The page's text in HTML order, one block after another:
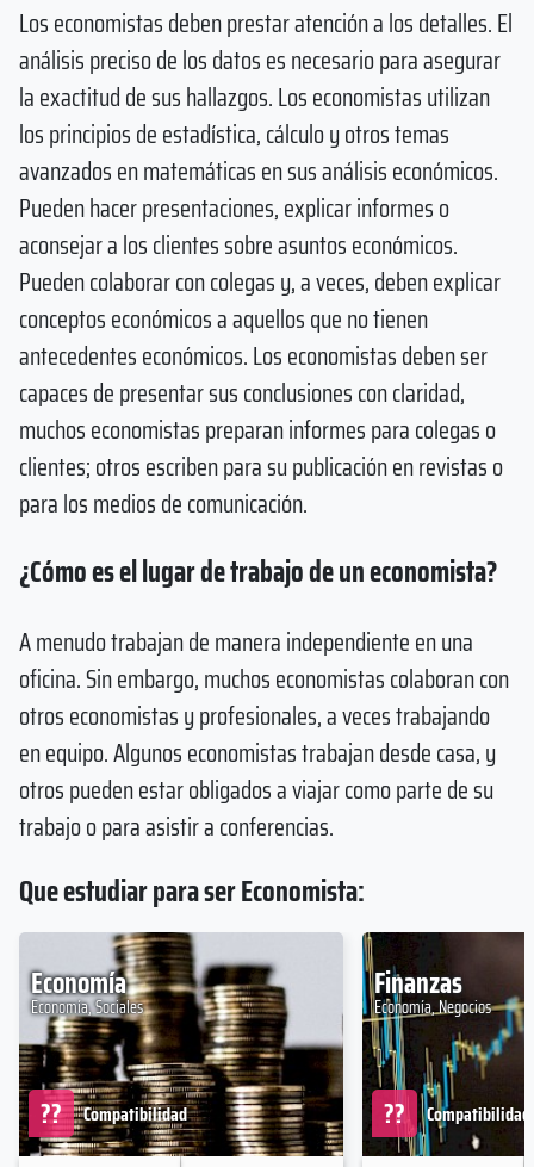
Los economistas deben prestar atención a los detalles. El
análisis preciso de los datos es necesario para asegurar
la exactitud de sus hallazgos. Los economistas utilizan
los principios de estadística, cálculo y otros temas
avanzados en matemáticas en sus análisis económicos.
Pueden hacer presentaciones, explicar informes o
aconsejar a los clientes sobre asuntos económicos.
Pueden colaborar con colegas y, a veces, deben explicar
conceptos económicos a aquellos que no tienen
antecedentes económicos. Los economistas deben ser
capaces de presentar sus conclusiones con claridad,
muchos economistas preparan informes para colegas o
clientes; otros escriben para su publicación en revistas o
para los medios de comunicación.
¿Cómo es el lugar de trabajo de un economista?
A menudo trabajan de manera independiente en una
oficina. Sin embargo, muchos economistas colaboran con
otros economistas y profesionales, a veces trabajando
en equipo. Algunos economistas trabajan desde casa, y
otros pueden estar obligados a viajar como parte de su
trabajo o para asistir a conferencias.
Que estudiar para ser Economista:
Economía
Economía, Sociales
Compatibilidad
??
Finanzas
Economía, Negocios
Compatibilidad
??